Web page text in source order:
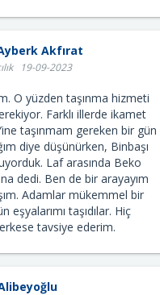
Akfırat
19-09-2023
O yüzden taşınma hizmeti
Farklı illerde ikamet
taşınmam gereken bir gün
diye düşünürken, Binbaşı
Laf arasında Beko
dedi. Ben de bir arayayım
Adamlar mükemmel bir
taşıdılar. Hiç
tavsiye ederim.